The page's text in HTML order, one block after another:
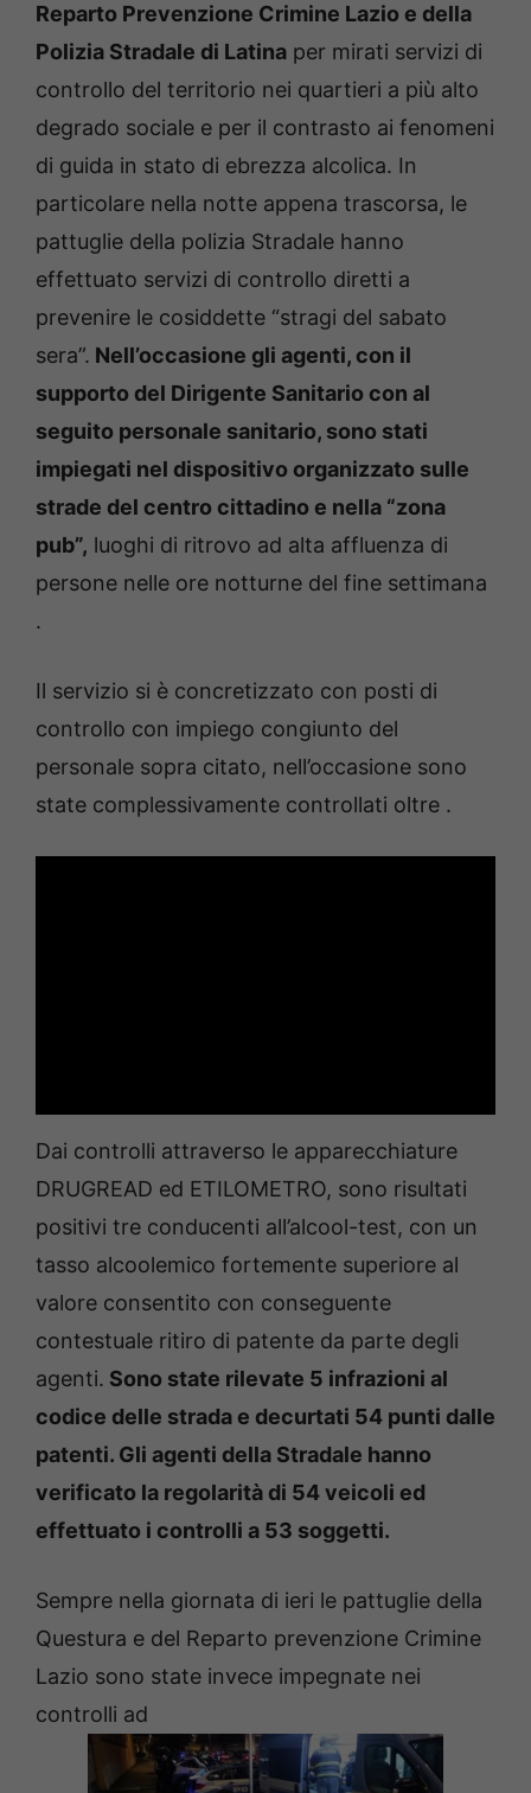
Reparto Prevenzione Crimine Lazio e della
Polizia Stradale di Latina per mirati servizi di
controllo del territorio nei quartieri a più alto
degrado sociale e per il contrasto ai fenomeni
di guida in stato di ebrezza alcolica. In
particolare nella notte appena trascorsa, le
pattuglie della polizia Stradale hanno
effettuato servizi di controllo diretti a
prevenire le cosiddette “stragi del sabato
sera”. Nell’occasione gli agenti, con il
supporto del Dirigente Sanitario con al
seguito personale sanitario, sono stati
impiegati nel dispositivo organizzato sulle
strade del centro cittadino e nella “zona
pub”, luoghi di ritrovo ad alta affluenza di
persone nelle ore notturne del fine settimana
.
Il servizio si è concretizzato con posti di
controllo con impiego congiunto del
personale sopra citato, nell’occasione sono
state complessivamente controllati oltre .
Dai controlli attraverso le apparecchiature
DRUGREAD ed ETILOMETRO, sono risultati
positivi tre conducenti all’alcool-test, con un
tasso alcoolemico fortemente superiore al
valore consentito con conseguente
contestuale ritiro di patente da parte degli
agenti. Sono state rilevate 5 infrazioni al
codice delle strada e decurtati 54 punti dalle
patenti. Gli agenti della Stradale hanno
verificato la regolarità di 54 veicoli ed
effettuato i controlli a 53 soggetti.
Sempre nella giornata di ieri le pattuglie della
Questura e del Reparto prevenzione Crimine
Lazio sono state invece impegnate nei
controlli ad